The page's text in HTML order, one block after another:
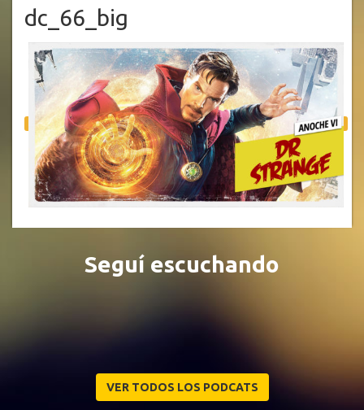
dc_66_big
Seguí escuchando
VER TODOS LOS PODCATS